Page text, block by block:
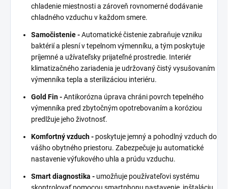
chladenie miestnosti a zároveň rovnomerné dodávanie
chladného vzduchu v každom smere.
Samočistenie -Automatické čistenie zabraňuje vzniku
baktérií a plesní v tepelnom výmenníku, a tým poskytuje
príjemné a užívateľsky prijateľné prostredie. Interiér
klimatizačného zariadenia je udržovaný čistý vysušovaním
výmenníka tepla a sterilizáciou interiéru.
Gold Fin -Antikorózna úprava chráni povrch tepelného
výmenníka pred zbytočným opotrebovaním a koróziou
predlžuje jeho životnosť.
Komfortný vzduch - poskytuje jemný a pohodlný vzduch do
vášho obytného priestoru. Zabezpečuje ju automatické
nastavenie výfukového uhla a prúdu vzduchu.
Smart diagnostika - umožňuje používateľovi systému